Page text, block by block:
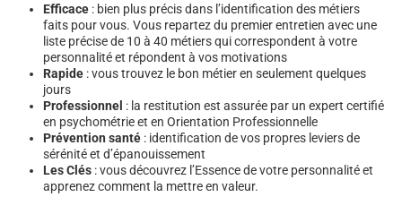
Efficace : bien plus précis dans l’identification des métiers
faits pour vous. Vous repartez du premier entretien avec une
liste précise de 10 à 40 métiers qui correspondent à votre
personnalité et répondent à vos motivations
Rapide : vous trouvez le bon métier en seulement quelques
jours
Professionnel : la restitution est assurée par un expert certifié
en psychométrie et en Orientation Professionnelle
Prévention santé : identification de vos propres leviers de
sérénité et d’épanouissement
Les Clés : vous découvrez l’Essence de votre personnalité et
apprenez comment la mettre en valeur.